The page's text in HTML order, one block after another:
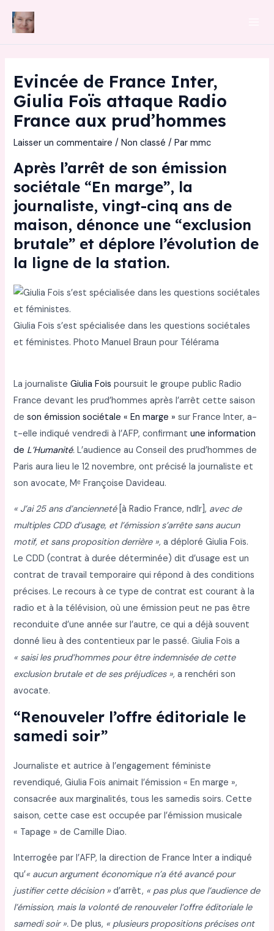
Evincée de France Inter,
Giulia Foïs attaque Radio
France aux prud’hommes
Laisser un commentaire /Non classé / Parmmc
Après l’arrêt de son émission
sociétale “En marge”, la
journaliste, vingt-cinq ans de
maison, dénonce une “exclusion
brutale” et déplore l’évolution de
la ligne de la station.
Giulia Foïs s’est spécialisée dans les questions sociétales
et féministes. Photo Manuel Braun pour Télérama
La journalisteGiulia Foïs poursuit le groupe public Radio
France devant les prud’hommes après l’arrêt cette saison
deson émission sociétale « En marge » sur France Inter, a-
t-elle indiqué vendredi à l’AFP, confirmantune information
de L’Humanité.L’audience au Conseil des prud’hommes de
Paris aura lieu le 12 novembre, ont précisé la journaliste et
son avocate, Mᵉ Françoise Davideau.
« J’ai 25 ans d’ancienneté[à Radio France, ndlr], avec de
multiples CDD d’usage, et l’émission s’arrête sans aucun
motif, et sans proposition derrière »,a déploré Giulia Foïs.
Le CDD (contrat à durée déterminée) dit d’usage est un
contrat de travail temporaire qui répond à des conditions
précises. Le recours à ce type de contrat est courant à la
radio et à la télévision, où une émission peut ne pas être
reconduite d’une année sur l’autre, ce qui a déjà souvent
donné lieu à des contentieux par le passé. Giulia Foïs a
« saisi les prud’hommes pour être indemnisée de cette
exclusion brutale et de ses préjudices », a renchéri son
avocate.
“Renouveler l’offre éditoriale le
samedi soir”
Journaliste et autrice à l’engagement féministe
revendiqué, Giulia Foïs animait l’émission « En marge »,
consacrée aux marginalités, tous les samedis soirs. Cette
saison, cette case est occupée par l’émission musicale
« Tapage » de Camille Diao.
Interrogée par l’AFP, la direction de France Inter a indiqué
qu’« aucun argument économique n’a été avancé pour
justifier cette décision » d’arrêt, « pas plus que l’audience de
l’émission, mais la volonté de renouveler l’offre éditoriale le
samedi soir ».De plus, « plusieurs propositions précises ont